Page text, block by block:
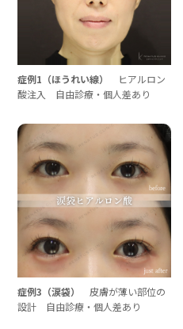
症例1（ほうれい線）
ヒアルロン
酸注入 自由診療・個人差あり
症例3（涙袋）
皮膚が薄い部位の
設計 自由診療・個人差あり